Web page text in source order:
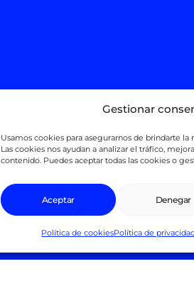
Gestionar
Usamos cookies para asegurarnos de brindarte
Las cookies nos ayudan a analizar el tráfico,
contenido. Puedes aceptar todas las cookies o
Aceptar Denegar
Política de cookiesPolítica de
Alquilar coche